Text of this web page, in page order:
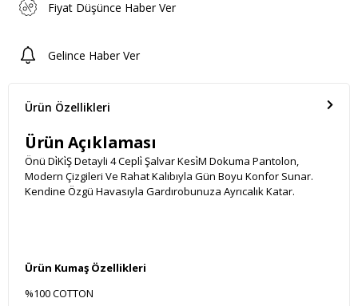
Fiyat Düşünce Haber Ver
Gelince Haber Ver
Ürün Özellikleri
Ürün Açıklaması
Önü Di̇Ki̇Ş Detayli 4 Cepli̇ Şalvar Kesi̇M Dokuma Pantolon,
Modern Çizgileri Ve Rahat Kalıbıyla Gün Boyu Konfor Sunar.
Kendine Özgü Havasıyla Gardırobunuza Ayrıcalık Katar.
Ürün Kumaş Özellikleri
%100 COTTON